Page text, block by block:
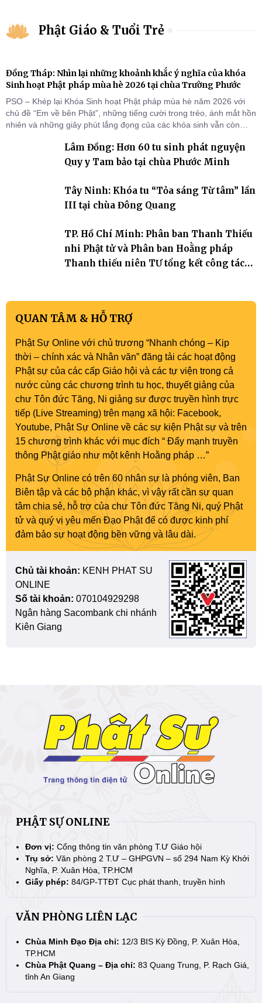
Phật Giáo & Tuổi Trẻ
Đồng Tháp: Nhìn lại những khoảnh khắc ý nghĩa của khóa
Sinh hoạt Phật pháp mùa hè 2026 tại chùa Trường Phước
PSO – Khép lại Khóa Sinh hoạt Phật pháp mùa hè năm 2026 với
chủ đề “Em về bên Phật”, những tiếng cười trong trẻo, ánh mắt hồn
nhiên và những giây phút lắng đọng của các khóa sinh vẫn còn
Tháp). Những tuần tu học ngắn ngủi nhưng đã trở thành hành
trang quý báu, gieo những hạt giống thiện l
Lâm Đồng: Hơn 60 tu sinh phát nguyện
Quy y Tam bảo tại chùa Phước Minh
Tây Ninh: Khóa tu “Tỏa sáng Từ tâm” lần
III tại chùa Đông Quang
TP. Hồ Chí Minh: Phân ban Thanh Thiếu
nhi Phật tử và Phân ban Hoằng pháp
Thanh thiếu niên TƯ tổng kết công tác
QUAN TÂM & HỖ TRỢ
Phật Sự Online với chủ trương “Nhanh chóng – Kịp
thời – chính xác và Nhân văn” đăng tải các hoạt động
Phật sự của các cấp Giáo hội và các tự viện trong cả
nước cùng các chương trình tu học, thuyết giảng của
chư Tôn đức Tăng, Ni giảng sư được truyền hình trực
tiếp (Live Streaming) trên mạng xã hội: Facebook,
Youtube, Phật Sự Online về các sự kiện Phật sự và trên
15 chương trình khác với mục đích “ Đẩy mạnh truyền
thông Phật giáo như một kênh Hoằng pháp …”
Phật Sự Online có trên 60 nhân sự là phóng viên, Ban
Biên tập và các bộ phận khác, vì vậy rất cần sự quan
tâm chia sẻ, hỗ trợ của chư Tôn đức Tăng Ni, quý Phật
tử và quý vị yêu mến Đạo Phật để có được kinh phí
đảm bảo sự hoạt động bền vững và lâu dài.
Chủ tài khoản: KENH PHAT SU
ONLINE
Số tài khoản: 070104929298
Ngân hàng Sacombank chi nhánh
Kiên Giang
PHẬT SỰ ONLINE
Đơn vị: Cổng thông tin văn phòng T.Ư Giáo hội
Trụ sở: Văn phòng 2 T.Ư – GHPGVN – số 294 Nam Kỳ Khởi
Nghĩa, P. Xuân Hòa, TP.HCM
Giấy phép: 84/GP-TTĐT Cục phát thanh, truyền hình
VĂN PHÒNG LIÊN LẠC
Chùa Minh Đạo Địa chỉ: 12/3 BIS Kỳ Đồng, P. Xuân Hòa,
TP.HCM
Chùa Phật Quang – Địa chỉ: 83 Quang Trung, P. Rạch Giá,
tỉnh An Giang